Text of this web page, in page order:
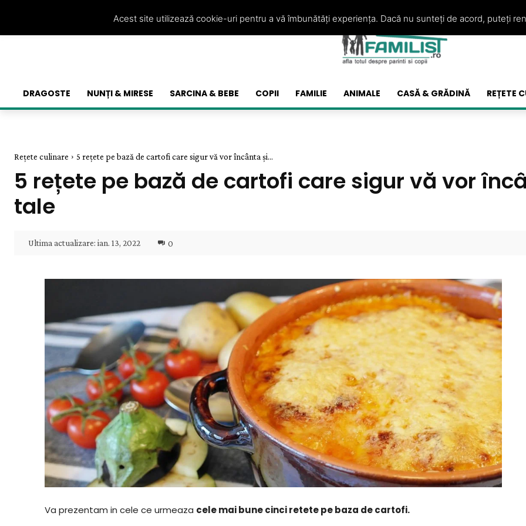
DRAGOSTE NUNȚI & MIRESE SARCINA & BEBE COPII FAMILIE ANIMALE CASĂ & GRĂDINĂ REȚETE
Rețete culinare 5 rețete pe bază de cartofi care sigur vă vor încânta și...
5 rețete pe bază de cartofi care sigur vă vor
tale
Ultima actualizare: ian. 13, 2022 0
Va prezentam in cele ce urmeaza cele mai bune cinci retete pe baza de cartofi.
Acest site utilizează cookie-uri pentru a vă îmbunătăți experiența. Dacă nu sunteți de acord, puteți